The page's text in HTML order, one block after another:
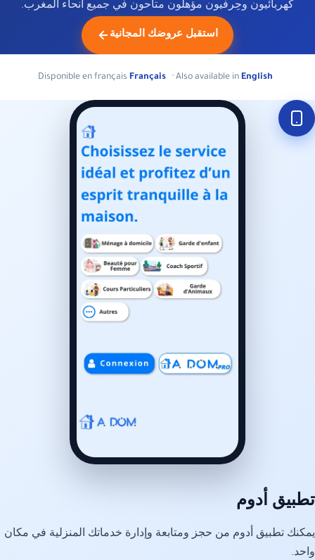
كهربائيون وحِرفيون مؤهلون متاحون في جميع أنحاء المغرب.
استقبل عروضك المجانية
Disponible en français Français · Also available in English
تطبيق أدوم
يمكنك تطبيق أدوم من حجز ومتابعة وإدارة خدماتك المنزلية في مكان
واحد.